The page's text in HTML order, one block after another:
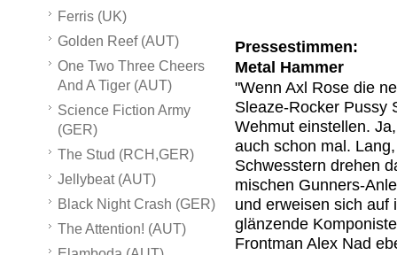
Ferris (UK)
Golden Reef (AUT)
One Two Three Cheers
And A Tiger (AUT)
Science Fiction Army
(GER)
The Stud (RCH,GER)
Jellybeat (AUT)
Black Night Crash (GER)
The Attention! (AUT)
Pressestimmen:
Metal Hammer
"Wenn Axl Rose die
Sleaze-Rocker Pussy
Wehmut einstellen.
auch schon mal.
Schwesstern drehen
mischen Gunners-
und erweisen sich auf
glänzende
Frontman Alex Nad